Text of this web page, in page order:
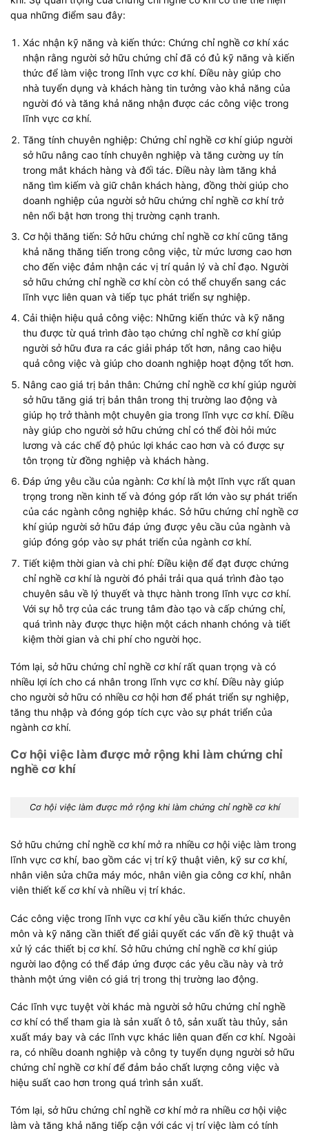
qua những điểm sau đây:
Xác nhận kỹ năng và kiến thức: Chứng chỉ nghề cơ khí xác
nhận rằng người sở hữu chứng chỉ đã có đủ kỹ năng và kiến
thức để làm việc trong lĩnh vực cơ khí. Điều này giúp cho
nhà tuyển dụng và khách hàng tin tưởng vào khả năng của
người đó và tăng khả năng nhận được các công việc trong
lĩnh vực cơ khí.
Tăng tính chuyên nghiệp: Chứng chỉ nghề cơ khí giúp người
sở hữu nâng cao tính chuyên nghiệp và tăng cường uy tín
trong mắt khách hàng và đối tác. Điều này làm tăng khả
năng tìm kiếm và giữ chân khách hàng, đồng thời giúp cho
doanh nghiệp của người sở hữu chứng chỉ nghề cơ khí trở
nên nổi bật hơn trong thị trường cạnh tranh.
Cơ hội thăng tiến: Sở hữu chứng chỉ nghề cơ khí cũng tăng
khả năng thăng tiến trong công việc, từ mức lương cao hơn
cho đến việc đảm nhận các vị trí quản lý và chỉ đạo. Người
sở hữu chứng chỉ nghề cơ khí còn có thể chuyển sang các
lĩnh vực liên quan và tiếp tục phát triển sự nghiệp.
Cải thiện hiệu quả công việc: Những kiến thức và kỹ năng
thu được từ quá trình đào tạo chứng chỉ nghề cơ khí giúp
người sở hữu đưa ra các giải pháp tốt hơn, nâng cao hiệu
quả công việc và giúp cho doanh nghiệp hoạt động tốt hơn.
Nâng cao giá trị bản thân: Chứng chỉ nghề cơ khí giúp người
sở hữu tăng giá trị bản thân trong thị trường lao động và
giúp họ trở thành một chuyên gia trong lĩnh vực cơ khí. Điều
này giúp cho người sở hữu chứng chỉ có thể đòi hỏi mức
lương và các chế độ phúc lợi khác cao hơn và có được sự
tôn trọng từ đồng nghiệp và khách hàng.
Đáp ứng yêu cầu của ngành: Cơ khí là một lĩnh vực rất quan
trọng trong nền kinh tế và đóng góp rất lớn vào sự phát triển
của các ngành công nghiệp khác. Sở hữu chứng chỉ nghề cơ
khí giúp người sở hữu đáp ứng được yêu cầu của ngành và
giúp đóng góp vào sự phát triển của ngành cơ khí.
Tiết kiệm thời gian và chi phí: Điều kiện để đạt được chứng
chỉ nghề cơ khí là người đó phải trải qua quá trình đào tạo
chuyên sâu về lý thuyết và thực hành trong lĩnh vực cơ khí.
Với sự hỗ trợ của các trung tâm đào tạo và cấp chứng chỉ,
quá trình này được thực hiện một cách nhanh chóng và tiết
kiệm thời gian và chi phí cho người học.
Tóm lại, sở hữu chứng chỉ nghề cơ khí rất quan trọng và có
nhiều lợi ích cho cá nhân trong lĩnh vực cơ khí. Điều này giúp
cho người sở hữu có nhiều cơ hội hơn để phát triển sự nghiệp,
tăng thu nhập và đóng góp tích cực vào sự phát triển của
ngành cơ khí.
Cơ hội việc làm được mở rộng khi làm chứng chỉ
nghề cơ khí
Cơ hội việc làm được mở rộng khi làm chứng chỉ nghề cơ khí
Sở hữu chứng chỉ nghề cơ khí mở ra nhiều cơ hội việc làm trong
lĩnh vực cơ khí, bao gồm các vị trí kỹ thuật viên, kỹ sư cơ khí,
nhân viên sửa chữa máy móc, nhân viên gia công cơ khí, nhân
viên thiết kế cơ khí và nhiều vị trí khác.
Các công việc trong lĩnh vực cơ khí yêu cầu kiến thức chuyên
môn và kỹ năng cần thiết để giải quyết các vấn đề kỹ thuật và
xử lý các thiết bị cơ khí. Sở hữu chứng chỉ nghề cơ khí giúp
người lao động có thể đáp ứng được các yêu cầu này và trở
thành một ứng viên có giá trị trong thị trường lao động.
Các lĩnh vực tuyệt vời khác mà người sở hữu chứng chỉ nghề
cơ khí có thể tham gia là sản xuất ô tô, sản xuất tàu thủy, sản
xuất máy bay và các lĩnh vực khác liên quan đến cơ khí. Ngoài
ra, có nhiều doanh nghiệp và công ty tuyển dụng người sở hữu
chứng chỉ nghề cơ khí để đảm bảo chất lượng công việc và
hiệu suất cao hơn trong quá trình sản xuất.
Tóm lại, sở hữu chứng chỉ nghề cơ khí mở ra nhiều cơ hội việc
làm và tăng khả năng tiếp cận với các vị trí việc làm có tính